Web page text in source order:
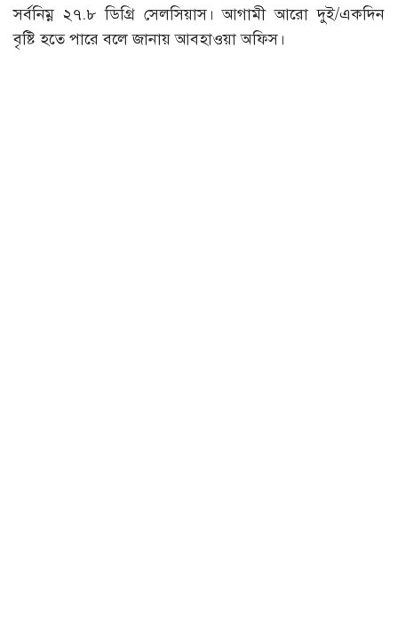
সর্বনিম্ন ২৭.৮ ডিগ্রি সেলসিয়াস। আগামী আরো দুই/একদিন
বৃষ্টি হতে পারে বলে জানায় আবহাওয়া অফিস।